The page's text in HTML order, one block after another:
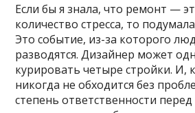
Если бы я знала, что ремонт —
количество стресса, то
Это событие, из-за которого
разводятся. Дизайнер может
курировать четыре стройки. И,
никогда не обходится без
степень ответственности